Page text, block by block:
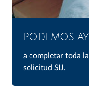
PODEMOS
a completar toda
solicitud SIJ.